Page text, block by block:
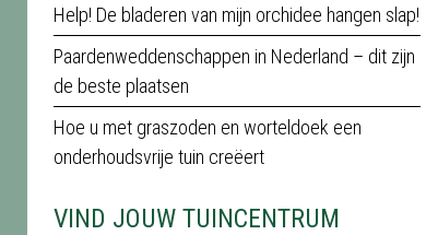
Help! De bladeren van mijn orchidee hangen slap!
Paardenweddenschappen in Nederland – dit zijn
de beste plaatsen
Hoe u met graszoden en worteldoek een
onderhoudsvrije tuin creëert
VIND JOUW TUINCENTRUM